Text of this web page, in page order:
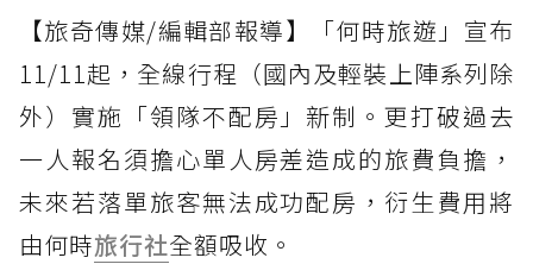
【旅奇傳媒/編輯部報導】「何時旅遊」宣布
11/11起，全線行程（國內及輕裝上陣系列除
外）實施「領隊不配房」新制。更打破過去
一人報名須擔心單人房差造成的旅費負擔，
未來若落單旅客無法成功配房，衍生費用將
由何時旅行社全額吸收。